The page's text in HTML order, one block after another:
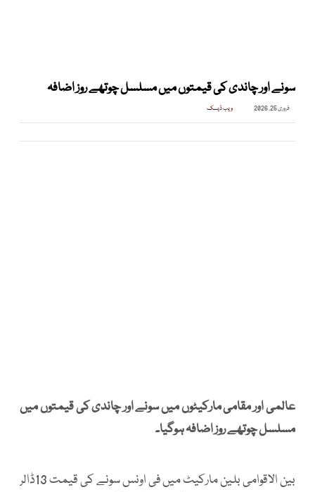
سونے اور چاندی کی قیمتوں میں مسلسل چوتھے روز اضافہ
فروری 25, 2026 ویب ڈیسک
عالمی اور مقامی مارکیٹوں میں سونے اور چاندی کی قیمتوں میں
مسلسل چوتھے روز اضافہ ہوگیا۔
بین الاقوامی بلین مارکیٹ میں فی اونس سونے کی قیمت 13ڈالر